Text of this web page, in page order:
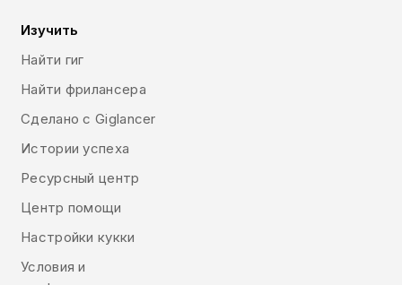
Изучить
Найти гиг
Найти фрилансера
Сделано с Giglancer
Истории успеха
Ресурсный центр
Центр помощи
Настройки кукки
Условия и